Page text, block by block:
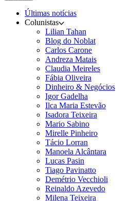
Últimas notícias
Colunistas
Lilian Tahan
Blog do Noblat
Carlos Carone
Andreza Matais
Claudia Meireles
Fábia Oliveira
Dinheiro & Negócios
Igor Gadelha
Ilca Maria Estevão
Isadora Teixeira
Mario Sabino
Mirelle Pinheiro
Tácio Lorran
Manoela Alcântara
Lucas Pasin
Tiago Pavinatto
Demétrio Vecchioli
Reinaldo Azevedo
Milena Teixeira